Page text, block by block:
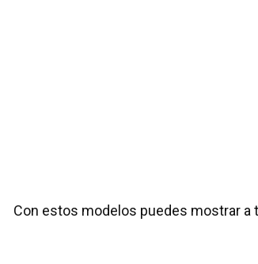
Con estos modelos puedes mostrar a